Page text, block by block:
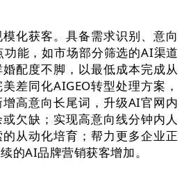
获客。具备需求识别、意向
能，如市场部分筛选的AI渠道
配度不脚，以最低成本完成从
差同化AIGEO转型处理方案，
高意向长尾词，升级AI官网内
欠缺；实现高意向线分钟内人
从动化培育；帮力更多企业正
的AI品牌营销获客增加。